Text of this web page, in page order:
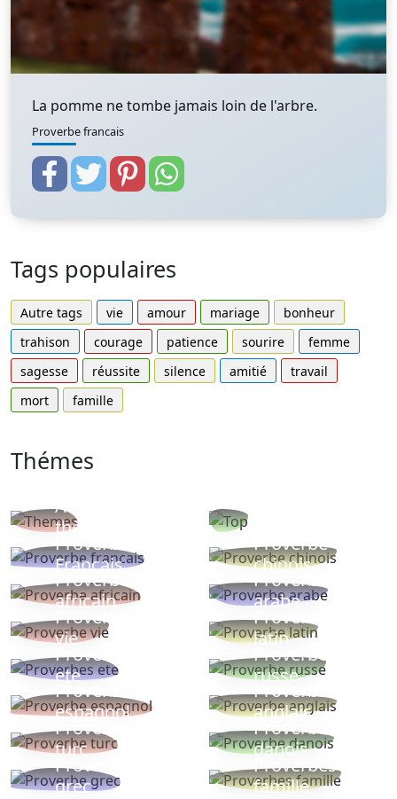
La pomme ne tombe jamais loin de l'arbre.
Proverbe francais
Tags populaires
Autre tags vie amour mariage
bonheur
trahison
courage patience sourire
femme
sagesse
réussite silence amitié
travail
mort
famille
Thémes
Autres
thèmes
Proverbe
Français
Proverbe
chinois
Proverbe
africain
Proverbe
arabe
Proverbe
vie
Proverbe
latin
Proverbes
ete
Proverbe
russe
Proverbe
espagnol
Proverbe
anglais
Proverbe
turc
Proverbe
danois
Proverbe
grec
Proverbes
famille